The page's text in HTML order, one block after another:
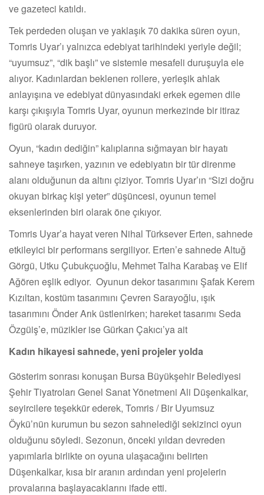
ve gazeteci katıldı.
Tek perdeden oluşan ve yaklaşık 70 dakika süren oyun,
Tomris Uyar’ı yalnızca edebiyat tarihindeki yeriyle değil;
“uyumsuz”, “dik başlı” ve sistemle mesafeli duruşuyla ele
alıyor. Kadınlardan beklenen rollere, yerleşik ahlak
anlayışına ve edebiyat dünyasındaki erkek egemen dile
karşı çıkışıyla Tomris Uyar, oyunun merkezinde bir itiraz
figürü olarak duruyor.
Oyun, “kadın dediğin” kalıplarına sığmayan bir hayatı
sahneye taşırken, yazının ve edebiyatın bir tür direnme
alanı olduğunun da altını çiziyor. Tomris Uyar’ın “Sizi doğru
okuyan birkaç kişi yeter” düşüncesi, oyunun temel
eksenlerinden biri olarak öne çıkıyor.
Tomris Uyar’a hayat veren Nihal Türksever Erten, sahnede
etkileyici bir performans sergiliyor. Erten’e sahnede Altuğ
Görgü, Utku Çubukçuoğlu, Mehmet Talha Karabaş ve Elif
Ağören eşlik ediyor. Oyunun dekor tasarımını Şafak Kerem
Kızıltan, kostüm tasarımını Çevren Sarayoğlu, ışık
tasarımını Önder Arık üstlenirken; hareket tasarımı Seda
Özgüiş’e, müzikler ise Gürkan Çakıcı’ya ait
Kadın hikayesi sahnede, yeni projeler yolda
Gösterim sonrası konuşan Bursa Büyükşehir Belediyesi
Şehir Tiyatroları Genel Sanat Yönetmeni Ali Düşenkalkar,
seyircilere teşekkür ederek, Tomris / Bir Uyumsuz
Öykü’nün kurumun bu sezon sahnelediği sekizinci oyun
olduğunu söyledi. Sezonun, önceki yıldan devreden
yapımlarla birlikte on oyuna ulaşacağını belirten
Düşenkalkar, kısa bir aranın ardından yeni projelerin
provalarına başlayacaklarını ifade etti.